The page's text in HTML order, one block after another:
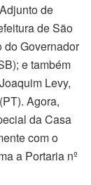
de
de São
do Governador
e também
Levy,
Agora,
da Casa
com o
a Portaria nº